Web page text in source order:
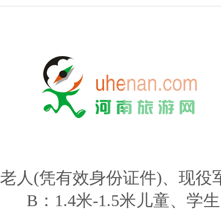
老人(凭有效身份证件)、现役
B：1.4米-1.5米儿童、学生